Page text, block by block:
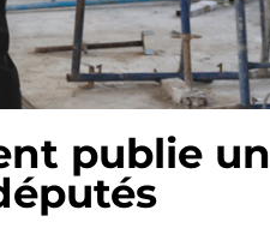
publie un